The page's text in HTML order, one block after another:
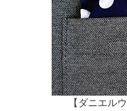
【ダニエル